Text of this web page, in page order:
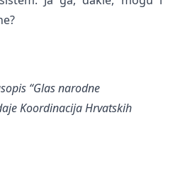
“Glas narodne
Koordinacija Hrvatskih